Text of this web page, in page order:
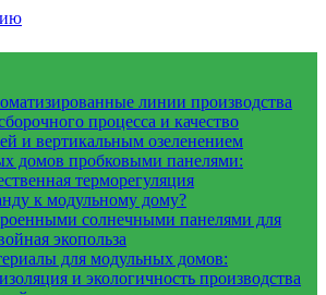
линии производства
процесса и качество
и вертикальным озеленением
домов пробковыми панелями:
терморегуляция
к модульному дому?
солнечными панелями для
экопольза
для модульных домов:
и экологичность производства